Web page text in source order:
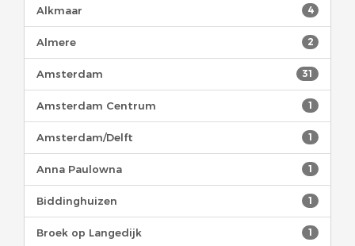
4
Alkmaar
2
Almere
31
Amsterdam
1
Amsterdam Centrum
1
Amsterdam/Delft
1
Anna Paulowna
1
Biddinghuizen
1
Broek op Langedijk